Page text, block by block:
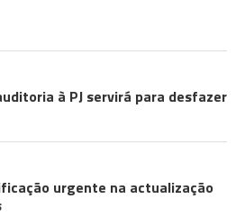
à PJ servirá para desfazer
urgente na actualização